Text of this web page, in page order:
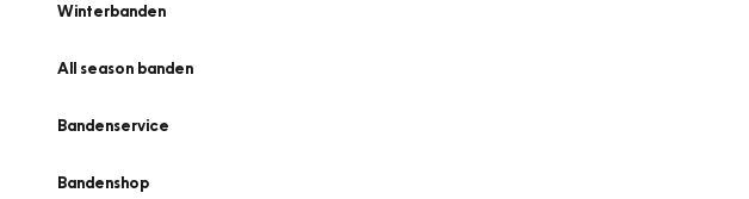
Winterbanden
All season banden
Bandenservice
Bandenshop